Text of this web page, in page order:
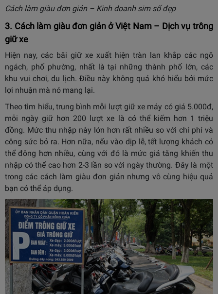
Cách làm giàu đơn giản – Kinh doanh sim số đẹp
3. Cách làm giàu đơn giản ở Việt Nam – Dịch vụ trông
giữ xe
Hiện nay, các bãi giữ xe xuất hiện tràn lan khắp các ngõ
ngách, phố phường, nhất là tại những thành phố lớn, các
khu vui chơi, du lịch. Điều này không quá khó hiểu bởi mức
lợi nhuận mà nó mang lại.
Theo tìm hiểu, trung bình mỗi lượt giữ xe máy có giá 5.000đ,
mỗi ngày giữ hơn 200 lượt xe là có thể kiếm hơn 1 triệu
đồng. Mức thu nhập này lớn hơn rất nhiều so với chi phí và
công sức bỏ ra. Hơn nữa, nếu vào dịp lễ, tết lượng khách có
thể đông hơn nhiều, cùng với đó là mức giá tăng khiến thu
nhập có thể cao hơn 2-3 lần so với ngày thường. Đây là một
trong các cách làm giàu đơn giản nhưng vô cùng hiệu quả
bạn có thể áp dụng.